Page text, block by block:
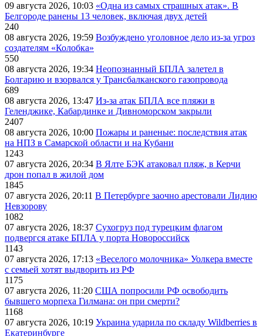
09 августа 2026, 10:03 «Одна из самых страшных атак». В
Белгороде ранены 13 человек, включая двух детей
240
08 августа 2026, 19:59 Возбуждено уголовное дело из-за угроз
создателям «Колобка»
550
08 августа 2026, 19:34 Неопознанный БПЛА залетел в
Болгарию и взорвался у Трансбалканского газопровода
689
08 августа 2026, 13:47 Из-за атак БПЛА все пляжи в
Геленджике, Кабардинке и Дивноморском закрыли
2407
08 августа 2026, 10:00 Пожары и раненые: последствия атак
на НПЗ в Самарской области и на Кубани
1243
07 августа 2026, 20:34 В Ялте БЭК атаковал пляж, в Керчи
дрон попал в жилой дом
1845
07 августа 2026, 20:11 В Петербурге заочно арестовали Лидию
Невзорову
1082
07 августа 2026, 18:37 Сухогруз под турецким флагом
подвергся атаке БПЛА у порта Новороссийск
1143
07 августа 2026, 17:13 «Веселого молочника» Уолкера вместе
с семьей хотят выдворить из РФ
1175
07 августа 2026, 11:20 США попросили РФ освободить
бывшего морпеха Гилмана: он при смерти?
1168
07 августа 2026, 10:19 Украина ударила по складу Wildberries в
Екатеринбурге